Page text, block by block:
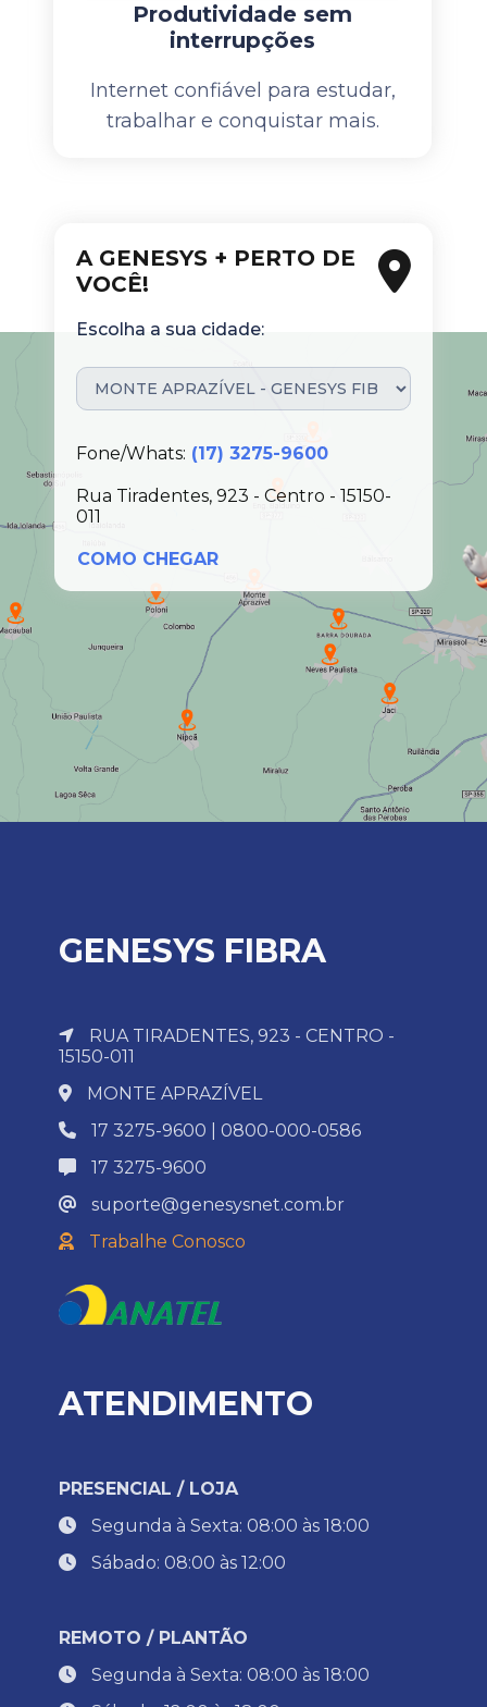
Produtividade sem
interrupções
Internet confiável para estudar,
trabalhar e conquistar mais.
A GENESYS + PERTO DE
VOCÊ!
Escolha a sua cidade:
Fone/Whats: (17) 3275-9600
Rua Tiradentes, 923 - Centro - 15150-
011
COMO CHEGAR
GENESYS FIBRA
RUA TIRADENTES, 923 - CENTRO -
15150-011
MONTE APRAZÍVEL
17 3275-9600 | 0800-000-0586
17 3275-9600
suporte@genesysnet.com.br
Trabalhe Conosco
ATENDIMENTO
PRESENCIAL / LOJA
Segunda à Sexta: 08:00 às 18:00
Sábado: 08:00 às 12:00
REMOTO / PLANTÃO
Segunda à Sexta: 08:00 às 18:00